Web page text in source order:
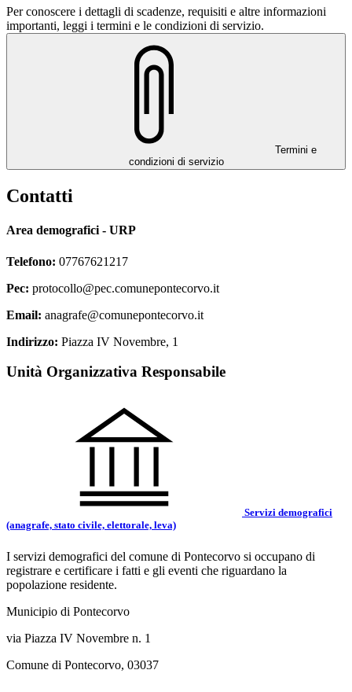
Per conoscere i dettagli di scadenze, requisiti e altre informazioni
importanti, leggi i termini e le condizioni di servizio.
Termini e
condizioni di servizio
Contatti
Area demografici - URP
Telefono: 07767621217
Pec: protocollo@pec.comunepontecorvo.it
Email: anagrafe@comunepontecorvo.it
Indirizzo: Piazza IV Novembre, 1
Unità Organizzativa Responsabile
Servizi demografici
(anagrafe, stato civile, elettorale, leva)
I servizi demografici del comune di Pontecorvo si occupano di
registrare e certificare i fatti e gli eventi che riguardano la
popolazione residente.
Municipio di Pontecorvo
via Piazza IV Novembre n. 1
Comune di Pontecorvo, 03037